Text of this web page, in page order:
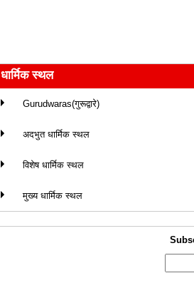
धार्मिक स्थल
Gurudwaras(गुरूद्वारे)
अदभुत धार्मिक स्थल
विशेष धार्मिक स्थल
मुख्य धार्मिक स्थल